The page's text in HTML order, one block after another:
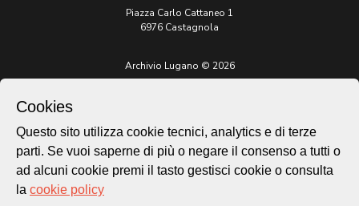
Piazza Carlo Cattaneo 1
6976 Castagnola
Archivio Lugano © 2026
Sito istituzionale:
lugano.ch
Cookies
Questo sito utilizza cookie tecnici, analytics e di terze
parti. Se vuoi saperne di più o negare il consenso a tutti o
ad alcuni cookie premi il tasto gestisci cookie o consulta
la cookie policy